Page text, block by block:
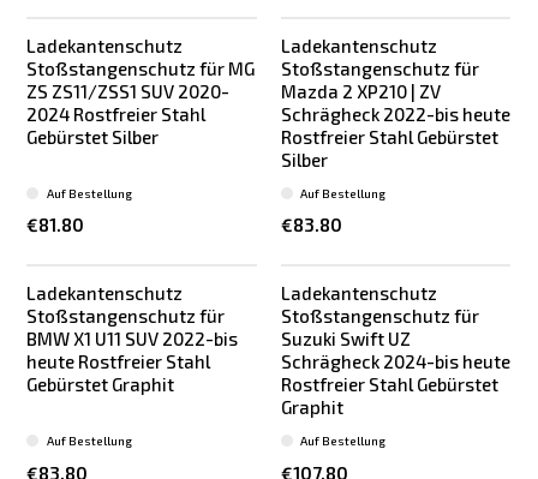
Ladekantenschutz
Stoßstangenschutz für MG
ZS ZS11/ZSS1 SUV 2020-
2024 Rostfreier Stahl
Gebürstet Silber
€81.80
Auf Bestellung
Ladekantenschutz
Stoßstangenschutz für
Mazda 2 XP210 | ZV
Schrägheck 2022-bis heute
Rostfreier Stahl Gebürstet
Silber
€83.80
Auf Bestellung
Ladekantenschutz
Stoßstangenschutz für
BMW X1 U11 SUV 2022-bis
heute Rostfreier Stahl
Gebürstet Graphit
€83.80
Auf Bestellung
Ladekantenschutz
Stoßstangenschutz für
Suzuki Swift UZ
Schrägheck 2024-bis heute
Rostfreier Stahl Gebürstet
Graphit
€107.80
Auf Bestellung